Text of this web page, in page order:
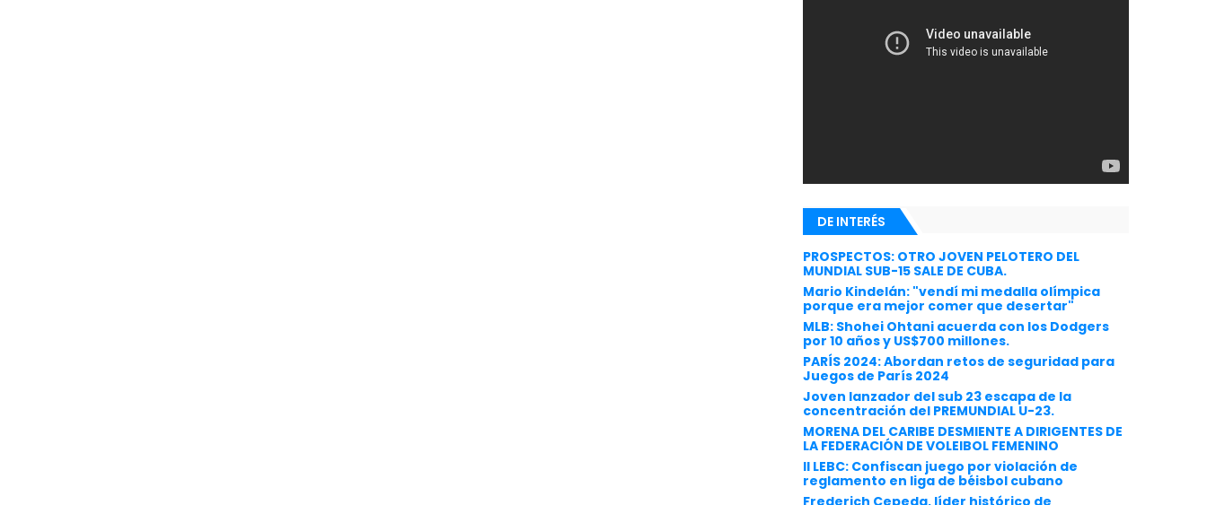
DE INTERÉS
PROSPECTOS: OTRO JOVEN PELOTERO DEL
MUNDIAL SUB-15 SALE DE CUBA.
Mario Kindelán: "vendí mi medalla olímpica
porque era mejor comer que desertar"
MLB: Shohei Ohtani acuerda con los Dodgers
por 10 años y US$700 millones.
PARÍS 2024: Abordan retos de seguridad para
Juegos de París 2024
Joven lanzador del sub 23 escapa de la
concentración del PREMUNDIAL U-23.
MORENA DEL CARIBE DESMIENTE A DIRIGENTES DE
LA FEDERACIÓN DE VOLEIBOL FEMENINO
II LEBC: Confiscan juego por violación de
reglamento en liga de béisbol cubano